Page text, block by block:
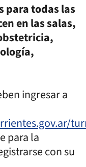
para todas las
en las salas,
ingresar a
para la
con su